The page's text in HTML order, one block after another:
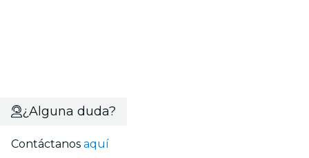
¿Alguna duda?
Contáctanos aquí